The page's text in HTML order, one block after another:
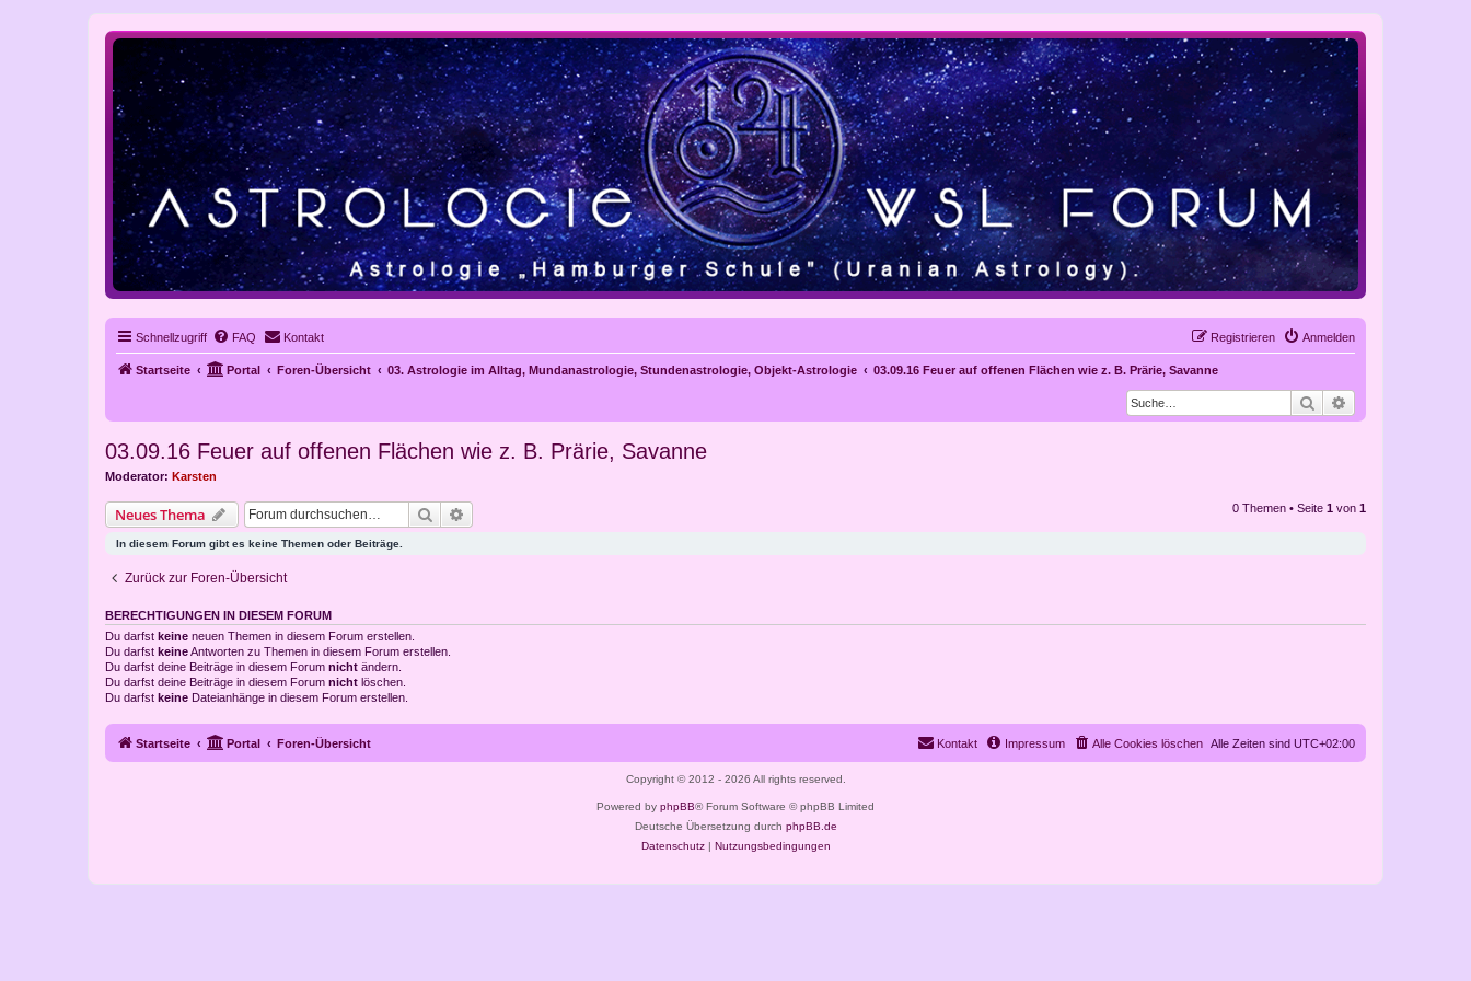
Schnellzugriff FAQ Kontakt Anmelden
Registrieren
Startseite Portal Foren-Übersicht 03. Astrologie im Alltag, Mundanastrologie, Stundenastrologie, Objekt-Astrologie 03.09.16 Feuer auf offenen Flächen wie z. B. Prärie, Savanne
Suche
03.09.16 Feuer auf offenen Flächen wie z. B. Prärie, Savanne
Moderator: Karsten
Neues Thema Suche 0 Themen • Seite 1 von 1
In diesem Forum gibt es keine Themen oder Beiträge.
Zurück zur Foren-Übersicht
BERECHTIGUNGEN IN DIESEM FORUM
Du darfst keine neuen Themen in diesem Forum erstellen.
Du darfst keineAntworten zu Themen in diesem Forum erstellen.
Du darfst deine Beiträge in diesem Forum nicht ändern.
Du darfst deine Beiträge in diesem Forum nicht löschen.
Du darfst keine Dateianhänge in diesem Forum erstellen.
Startseite Portal Foren-Übersicht Alle Zeiten sind UTC+02:00
Alle Cookies löschen
Impressum
Kontakt
Copyright © 2012 - 2026 All rights reserved.
Powered by phpBB® Forum Software © phpBB Limited
Deutsche Übersetzung durch phpBB.de
Datenschutz| Nutzungsbedingungen